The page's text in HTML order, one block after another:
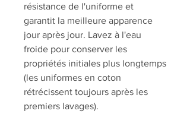
résistance de l'uniforme et
garantit la meilleure apparence
jour après jour. Lavez à l'eau
froide pour conserver les
propriétés initiales plus longtemps
(les uniformes en coton
rétrécissent toujours après les
premiers lavages).